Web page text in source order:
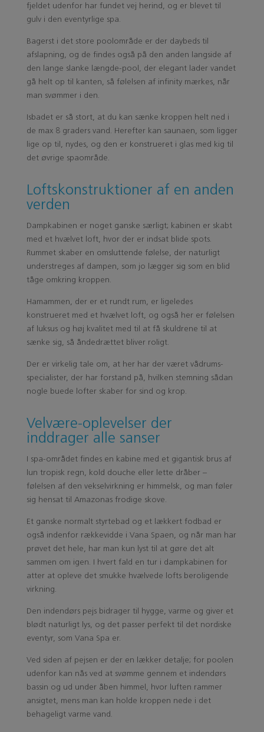
fjeldet udenfor har fundet vej herind, og er blevet til
gulv i den eventyrlige spa.
Bagerst i det store poolområde er der daybeds til
afslapning, og de findes også på den anden langside af
den lange slanke længde-pool, der elegant lader vandet
gå helt op til kanten, så følelsen af infinity mærkes, når
man svømmer i den.
Isbadet er så stort, at du kan sænke kroppen helt ned i
de max 8 graders vand. Herefter kan saunaen, som ligger
lige op til, nydes, og den er konstrueret i glas med kig til
det øvrige spaområde.
Loftskonstruktioner af en anden
verden
Dampkabinen er noget ganske særligt; kabinen er skabt
med et hvælvet loft, hvor der er indsat blide spots.
Rummet skaber en omsluttende følelse, der naturligt
understreges af dampen, som jo lægger sig som en blid
tåge omkring kroppen.
Hamammen, der er et rundt rum, er ligeledes
konstrueret med et hvælvet loft, og også her er følelsen
af luksus og høj kvalitet med til at få skuldrene til at
sænke sig, så åndedrættet bliver roligt.
Der er virkelig tale om, at her har der været vådrums-
specialister, der har forstand på, hvilken stemning sådan
nogle buede lofter skaber for sind og krop.
Velvære-oplevelser der
inddrager alle sanser
I spa-området findes en kabine med et gigantisk brus af
lun tropisk regn, kold douche eller lette dråber –
følelsen af den vekselvirkning er himmelsk, og man føler
sig hensat til Amazonas frodige skove.
Et ganske normalt styrtebad og et lækkert fodbad er
også indenfor rækkevidde i Vana Spaen, og når man har
prøvet det hele, har man kun lyst til at gøre det alt
sammen om igen. I hvert fald en tur i dampkabinen for
atter at opleve det smukke hvælvede lofts beroligende
virkning.
Den indendørs pejs bidrager til hygge, varme og giver et
blødt naturligt lys, og det passer perfekt til det nordiske
eventyr, som Vana Spa er.
Ved siden af pejsen er der en lækker detalje; for poolen
udenfor kan nås ved at svømme gennem et indendørs
bassin og ud under åben himmel, hvor luften rammer
ansigtet, mens man kan holde kroppen nede i det
behageligt varme vand.